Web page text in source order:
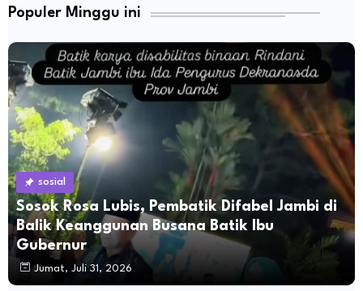
Populer Minggu ini
sosial
Sosok Rosa Lubis, Pembatik Difabel Jambi di
Balik Keanggunan Busana Batik Ibu
Gubernur
Jumat, Juli 31, 2026